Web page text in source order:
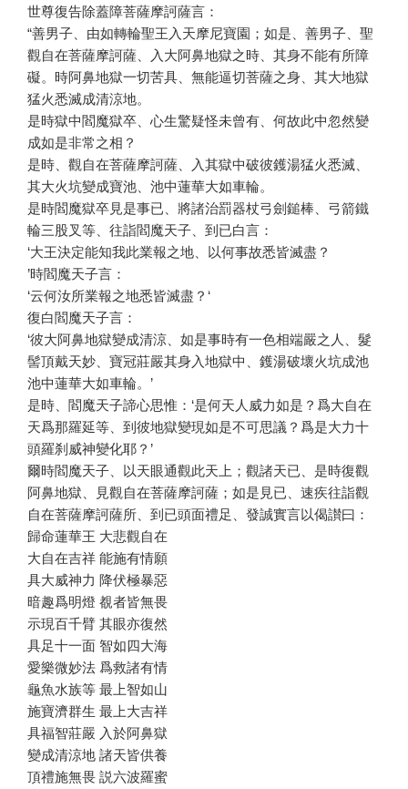
世尊復告除蓋障菩薩摩訶薩言：
“善男子、由如轉輪聖王入天摩尼寶園；如是、善男子、聖
觀自在菩薩摩訶薩、入大阿鼻地獄之時、其身不能有所障
礙。時阿鼻地獄一切苦具、無能逼切菩薩之身、其大地獄
猛火悉滅成清涼地。
是時獄中閻魔獄卒、心生驚疑怪未曾有、何故此中忽然變
成如是非常之相？
是時、觀自在菩薩摩訶薩、入其獄中破彼鑊湯猛火悉滅、
其大火坑變成寶池、池中蓮華大如車輪。
是時閻魔獄卒見是事已、將諸治罰器杖弓劍鎚棒、弓箭鐵
輪三股叉等、往詣閻魔天子、到已白言：
‘大王決定能知我此業報之地、以何事故悉皆滅盡？
’時閻魔天子言：
‘云何汝所業報之地悉皆滅盡？‘
復白閻魔天子言：
‘彼大阿鼻地獄變成清涼、如是事時有一色相端嚴之人、髮
髻頂戴天妙、寶冠莊嚴其身入地獄中、鑊湯破壞火坑成池
池中蓮華大如車輪。’
是時、閻魔天子諦心思惟：‘是何天人威力如是？爲大自在
天爲那羅延等、到彼地獄變現如是不可思議？爲是大力十
頭羅刹威神變化耶？’
爾時閻魔天子、以天眼通觀此天上；觀諸天已、是時復觀
阿鼻地獄、見觀自在菩薩摩訶薩；如是見已、速疾往詣觀
自在菩薩摩訶薩所、到已頭面禮足、發誠實言以偈讃曰：
歸命蓮華王 大悲觀自在
大自在吉祥 能施有情願
具大威神力 降伏極暴惡
暗趣爲明燈 覩者皆無畏
示現百千臂 其眼亦復然
具足十一面 智如四大海
愛樂微妙法 爲救諸有情
龜魚水族等 最上智如山
施寶濟群生 最上大吉祥
具福智莊嚴 入於阿鼻獄
變成清涼地 諸天皆供養
頂禮施無畏 説六波羅蜜